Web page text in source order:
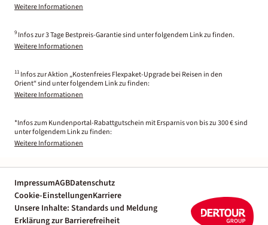
Weitere Informationen
9 Infos zur 3 Tage Bestpreis-Garantie sind unter folgendem Link zu finden.
Weitere Informationen
11 Infos zur Aktion „Kostenfreies Flexpaket-Upgrade bei Reisen in den
Orient“ sind unter folgendem Link zu finden:
Weitere Informationen
*Infos zum Kundenportal-Rabattgutschein mit Ersparnis von bis zu 300 € sind
unter folgendem Link zu finden:
Weitere Informationen
ImpressumAGBDatenschutz
Cookie-EinstellungenKarriere
Unsere Inhalte: Standards und Meldung
Erklärung zur Barrierefreiheit